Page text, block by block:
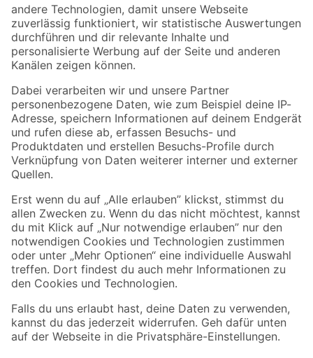
Zur Newsletter Anmeldung
Folge uns
Zahlungsarten Versandarten
Sicher einkaufen
Jetzt die toom-App herunterladen
Alle Preisangaben in EUR inkl. gesetzl. MwSt.. Die dargestellten Angebote sind unter
Umständen nicht in allen Märkten verfügbar. Die angegebenen Verfügbarkeiten beziehen